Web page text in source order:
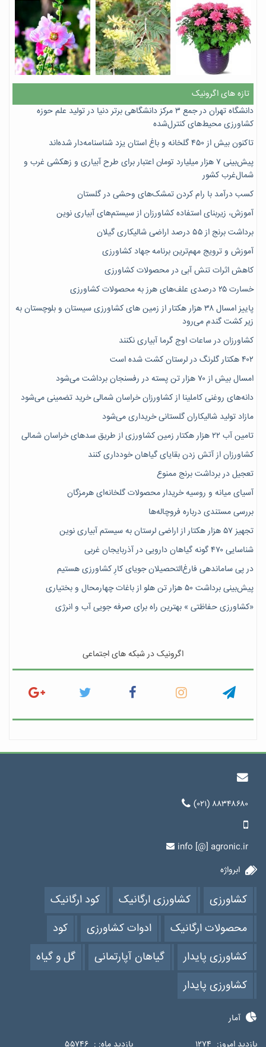
تازه های اگرونیک
دانشگاه تهران در جمع ۳ مرکز دانشگاهی برتر دنیا در تولید علم حوزه
کشاورزی محیط‌های کنترل‌شده
تاکنون بیش از ۴۵۰ گلخانه و باغ استان یزد شناسنامه‌دار شده‌اند
پیش‌بینی ۷‌ هزار میلیارد تومان اعتبار برای طرح آبیاری و زهکشی غرب و
شمال‌غرب کشور
کسب درآمد با رام کردن تمشک‌های وحشی در گلستان
آموزش، زیربنای استفاده کشاورزان از سیستم‌های آبیاری نوین
برداشت برنج از ۵۵ درصد اراضی شالیکاری گیلان
آموزش و ترویج مهم‌ترین برنامه جهاد کشاورزی
کاهش اثرات تنش آبی در محصولات کشاورزی
خسارت ۲۵ درصدی علف‌های هرز به محصولات کشاورزی
پاییز امسال ۳۸ هزار هکتار از زمین های کشاورزی سیستان و بلوچستان به
زیر کشت گندم می‌رود
کشاورزان در ساعات اوج گرما آبیاری نکنند
۴۰۲ هکتار گلرنگ در لرستان کشت شده است
امسال بیش از ۷۰ هزار تن پسته در رفسنجان برداشت می‌شود
دانه‌های روغنی کاملینا از کشاورزان خراسان شمالی خرید تضمینی می‌شود
مازاد تولید شالیکاران گلستانی خریداری می‌شود
تامین آب ۲۲ هزار هکتار زمین کشاورزی از طریق سدهای خراسان شمالی
کشاورزان از آتش زدن بقایای گیاهان خودداری کنند
تعجیل در برداشت برنج ممنوع
آسیای میانه و روسیه خریدار محصولات گلخانه‌ای هرمزگان
بررسی مستندی درباره فروچاله‌ها
تجهیز ۵۷ هزار هکتار از اراضی لرستان به سیستم آبیاری نوین
شناسایی ۴۷٠ گونه گیاهان دارویی در آذربایجان غربی
در پی ساماندهی فارغ‌التحصیلان جویای کارِ کشاورزی هستیم
پیش‎‌بینی برداشت ۵۰ هزار تن هلو از باغات چهارمحال و بختیاری
«کشاورزی حفاظتی » بهترین راه برای صرفه جویی آب و انرژی
اگرونیک در شبکه های اجتماعی
(۰۲۱) ۸۸۳۴۸۶۸۰
info [@] agronic.ir
ابرواژه
کشاورزی کشاورزی ارگانیک
کود ارگانیک
محصولات ارگانیک
ادوات کشاورزی
کود
کشاورزی پایدار
گیاهان آپارتمانی
گل و گیاه
کشاورزی پایدار
آمار